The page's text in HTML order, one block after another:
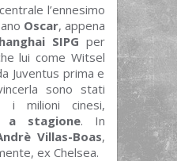
l’ennesimo
Oscar, appena
SIPG per
lui come Witsel
Juventus prima e
sono stati
i milioni cinesi,
a stagione. In
Villas-Boas,
ex Chelsea.